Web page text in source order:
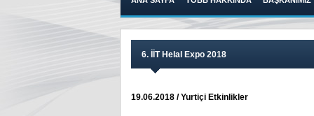
6. İİT Helal Expo 2018
19.06.2018 / Yurtiçi Etkinlikler